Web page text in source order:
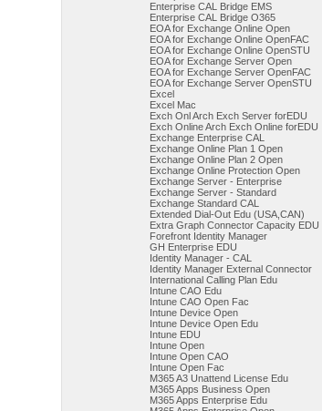
Enterprise CAL Bridge EMS
Enterprise CAL Bridge O365
EOA for Exchange Online Open
EOA for Exchange Online OpenFAC
EOA for Exchange Online OpenSTU
EOA for Exchange Server Open
EOA for Exchange Server OpenFAC
EOA for Exchange Server OpenSTU
Excel
Excel Mac
Exch Onl Arch Exch Server forEDU
Exch Online Arch Exch Online forEDU
Exchange Enterprise CAL
Exchange Online Plan 1 Open
Exchange Online Plan 2 Open
Exchange Online Protection Open
Exchange Server - Enterprise
Exchange Server - Standard
Exchange Standard CAL
Extended Dial-Out Edu (USA,CAN)
Extra Graph Connector Capacity EDU
Forefront Identity Manager
GH Enterprise EDU
Identity Manager - CAL
Identity Manager External Connector
International Calling Plan Edu
Intune CAO Edu
Intune CAO Open Fac
Intune Device Open
Intune Device Open Edu
Intune EDU
Intune Open
Intune Open CAO
Intune Open Fac
M365 A3 Unattend License Edu
M365 Apps Business Open
M365 Apps Enterprise Edu